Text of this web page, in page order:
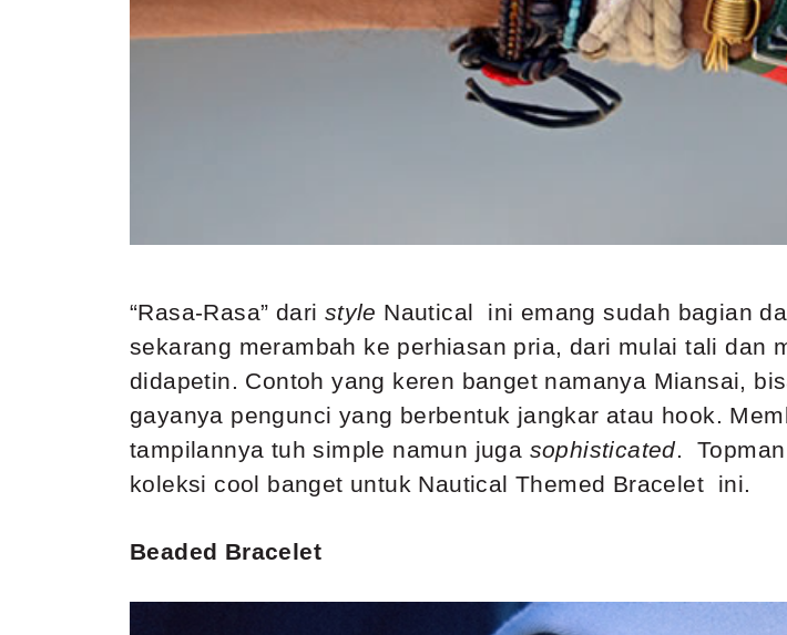
“Rasa-Rasa” dari style Nautical ini emang sudah bagian
sekarang merambah ke perhiasan pria, dari mulai tali dan
didapetin. Contoh yang keren banget namanya Miansai,
gayanya pengunci yang berbentuk jangkar atau hook.
tampilannya tuh simple namun juga sophisticated.
koleksi cool banget untuk Nautical Themed Bracelet ini.
Beaded Bracelet